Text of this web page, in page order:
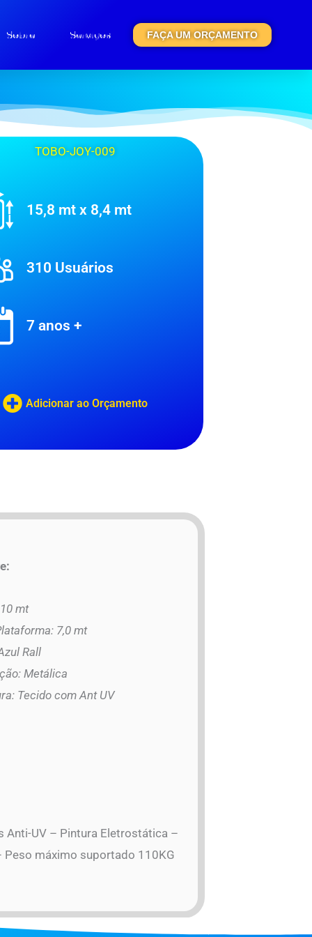
Sobre Serviços FAÇA UM ORÇAMENTO
TOBO-JOY-009
15,8 mt x 8,4 mt
310 Usuários
7 anos +
Adicionar ao Orçamento
mt
7,0 mt
Rall
Metálica
Tecido com Ant UV
Anti-UV – Pintura Eletrostática –
máximo suportado 110KG